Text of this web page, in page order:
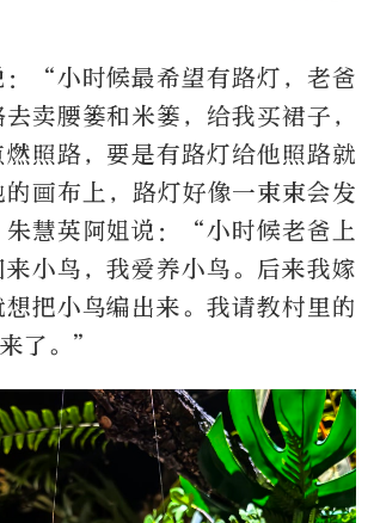
：“小时候最希望有路灯，老爸
卖腰篓和米篓，给我买裙子，
照路，要是有路灯给他照路就
画布上，路灯好像一束束会发
朱慧英阿姐说：“小时候老爸上
小鸟，我爱养小鸟。后来我嫁
把小鸟编出来。我请教村里的
了。”